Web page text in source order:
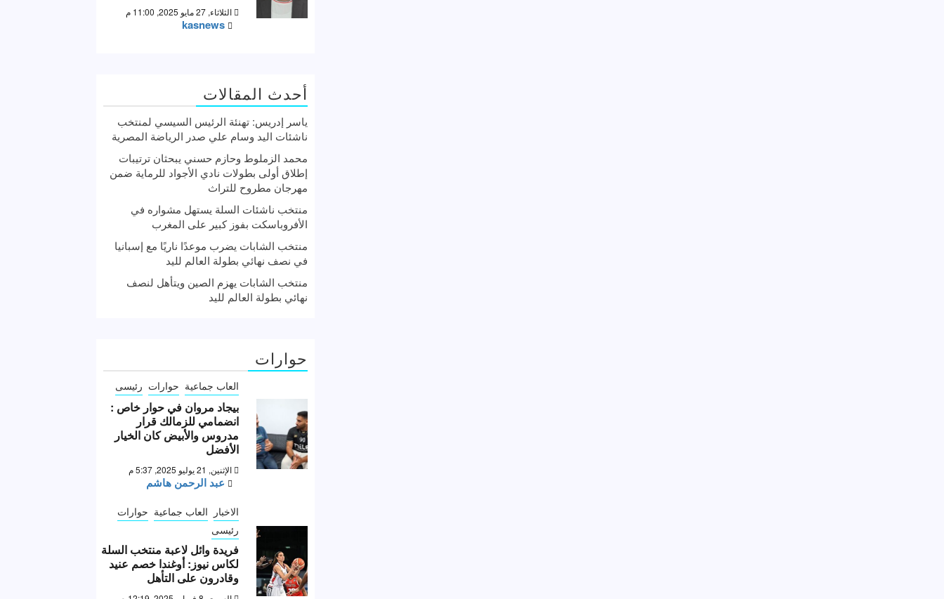
الثلاثاء, 27 مايو 2025, 11:00 م
kasnews
أحدث المقالات
ياسر إدريس: تهنئة الرئيس السيسي لمنتخب
ناشئات اليد وسام علي صدر الرياضة المصرية
محمد الزملوط وحازم حسني يبحثان ترتيبات
إطلاق أولى بطولات نادي الأجواد للرماية ضمن
مهرجان مطروح للتراث
منتخب ناشئات السلة يستهل مشواره في
الأفروباسكت بفوز كبير على المغرب
منتخب الشابات يضرب موعدًا ناريًا مع إسبانيا
في نصف نهائي بطولة العالم لليد
منتخب الشابات يهزم الصين ويتأهل لنصف
نهائي بطولة العالم لليد
حوارات
العاب جماعية حوارات رئيسى
بيجاد مروان في حوار خاص :
انضمامي للزمالك قرار
مدروس والأبيض كان الخيار
الأفضل
الإثنين, 21 يوليو 2025, 5:37 م
عبد الرحمن هاشم
الاخبار العاب جماعية حوارات
رئيسى
فريدة وائل لاعبة منتخب السلة
لكاس نيوز: أوغندا خصم عنيد
وقادرون على التأهل